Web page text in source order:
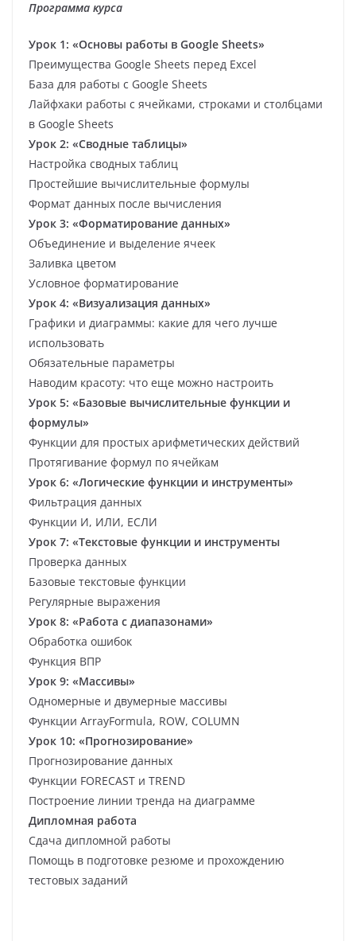
Программа курса
Урок 1: «Основы работы в Google Sheets»
Преимущества Google Sheets перед Excel
База для работы с Google Sheets
Лайфхаки работы с ячейками, строками и столбцами
в Google Sheets
Урок 2: «Сводные таблицы»
Настройка сводных таблиц
Простейшие вычислительные формулы
Формат данных после вычисления
Урок 3: «Форматирование данных»
Объединение и выделение ячеек
Заливка цветом
Условное форматирование
Урок 4: «Визуализация данных»
Графики и диаграммы: какие для чего лучше
использовать
Обязательные параметры
Наводим красоту: что еще можно настроить
Урок 5: «Базовые вычислительные функции и
формулы»
Функции для простых арифметических действий
Протягивание формул по ячейкам
Урок 6: «Логические функции и инструменты»
Фильтрация данных
Функции И, ИЛИ, ЕСЛИ
Урок 7: «Текстовые функции и инструменты
Проверка данных
Базовые текстовые функции
Регулярные выражения
Урок 8: «Работа с диапазонами»
Обработка ошибок
Функция ВПР
Урок 9: «Массивы»
Одномерные и двумерные массивы
Функции ArrayFormula, ROW, COLUMN
Урок 10: «Прогнозирование»
Прогнозирование данных
Функции FORECAST и TREND
Построение линии тренда на диаграмме
Дипломная работа
Сдача дипломной работы
Помощь в подготовке резюме и прохождению
тестовых заданий